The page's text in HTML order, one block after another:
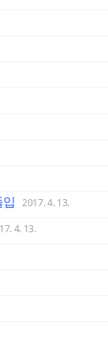
2017. 4. 13.
4. 13.